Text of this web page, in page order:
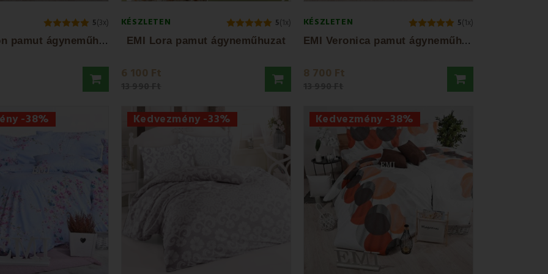
5(3x)
E
MI Cameron pamut ágyneműhuzat
KÉSZLETEN 5(1x)
EMI Lora pamut ágyneműhuzat
6 100 Ft
KÉSZLETEN 5(1x)
E
MI Veronica pamut ágyneműhuzat
8 700 Ft
-38% Kedvezmény -33% Kedvezmény -38%